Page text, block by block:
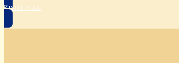
Zistiť viac